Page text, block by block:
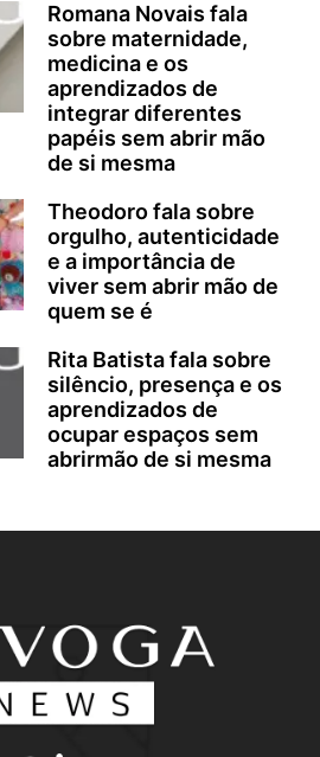
Romana Novais fala
sobre maternidade,
medicina e os
aprendizados de
integrar diferentes
papéis sem abrir mão
de si mesma
Theodoro fala sobre
orgulho, autenticidade
e a importância de
viver sem abrir mão de
quem se é
Rita Batista fala sobre
silêncio, presença e os
aprendizados de
ocupar espaços sem
abrirmão de si mesma